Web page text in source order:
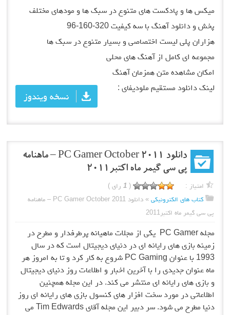
و پادکست های متنوع در سبک ها و مودهای مختلف
آهنگ با سه کیفیت 320-160-96
لیست اختصاصی و بسیار متنوع در سبک ها
کامل از آهنگ های محلی
متن همزمان آهنگ
مستقیم ملودیفای :
نسخه ویندوز
دانلود PC Gamer October 2011 – ماهنامه
پی سی گیمر ماه اکتبر2011
(
1رای )
الکترونیکی»
دانلود PC Gamer October 2011 – ماهنامه
اکتبر2011
مجله PC Gamer یکی از مجلات ماهیانه پرطرفدار و مطرح در
های رایانه ای در دنیای دیجیتال است که در سال
PC Gaming شروع به کار کرد و تا به امروز هر
جدیدی را با آخرین اخبار و اطلاعات روز دنیای دیجیتال
رایانه ای منتشر می کند. در این مجله همچنین
در مورد سخت افزار های کنسول بازی های رایانه ای روز
دنیا مطرح می شود. سر دبیر این مجله آقای Tim Edwards می